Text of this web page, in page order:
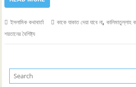
ইসলামিক কথাবার্তা কাকে যাকাত দেয়া যাবে না,কালিমাতুল্লাহ
শয়তানের বৈশিষ্ট্য